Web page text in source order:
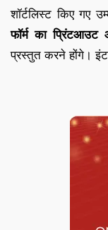
शॉर्टलिस्ट किए गए
फॉर्म का
प्रस्तुत करने होंगे।